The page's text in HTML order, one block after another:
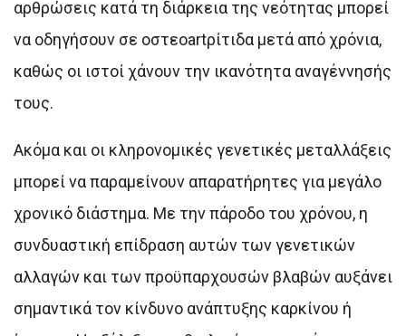
αρθρώσεις κατά τη διάρκεια της νεότητας μπορεί
να οδηγήσουν σε οστεοartρίτιδα μετά από χρόνια,
καθώς οι ιστοί χάνουν την ικανότητα αναγέννησής
τους.
Ακόμα και οι κληρονομικές γενετικές μεταλλάξεις
μπορεί να παραμείνουν απαρατήρητες για μεγάλο
χρονικό διάστημα. Με την πάροδο του χρόνου, η
συνδυαστική επίδραση αυτών των γενετικών
αλλαγών και των προϋπαρχουσών βλαβών αυξάνει
σημαντικά τον κίνδυνο ανάπτυξης καρκίνου ή